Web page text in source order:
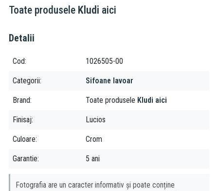
Compatibilitate:
1/4")
Toate produsele Kludi aici
Detalii
Cod 1026505-00
Categorii Sifoane lavoar
Brand Toate produsele Kludi aici
Finisaj Lucios
Culoare Crom
Garantie 5 ani
Fotografia are un caracter informativ și poate conține